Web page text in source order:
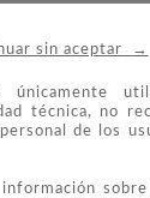
sin aceptar →
técnica, no
de los
QUE
 